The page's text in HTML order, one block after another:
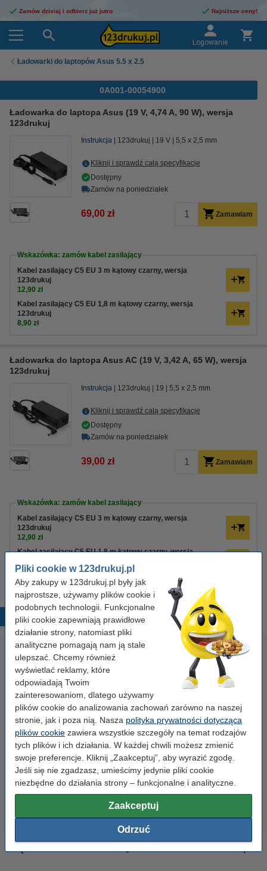
Pliki cookie w 123drukuj.pl
Aby zakupy w 123drukuj.pl były jak
najprostsze, używamy plików cookie i
podobnych technologii. Funkcjonalne
pliki cookie zapewniają prawidłowe
działanie strony, natomiast pliki
analityczne pomagają nam ją stale
ulepszać. Chcemy również
wyświetlać reklamy, które
odpowiadają Twoim
zainteresowaniom, dlatego używamy
plików cookie do analizowania zachowań zarówno na naszej
stronie, jak i poza nią. Nasza polityka prywatności dotycząca
plików cookie zawiera wszystkie szczegóły na temat rodzajów
tych plików i ich działania. W każdej chwili możesz zmienić
swoje preferencje. Kliknij „Zaakceptuj”, aby wyrazić zgodę.
Jeśli się nie zgadzasz, umieścimy jedynie pliki cookie
niezbędne do działania strony – funkcjonalne i analityczne.
Zaakceptuj
Odrzuć
Zamów dzisiaj i odbierz już jutro Najniższe ceny!
Logowanie
Ładowarki do laptopów Asus 5.5 x 2.5
0A001-00054900
Ładowarka do laptopa Asus (19 V, 4,74 A, 90 W), wersja
123drukuj
Instrukcja 123drukuj 19 V 5,5 x 2,5 mm
Kliknij i sprawdź całą specyfikacje
Dostępny
Zamów na poniedziałek
69,00 zł Zamawiam
Wskazówka: zamów kabel zasilający
Kabel zasilający C5 EU 3 m kątowy czarny, wersja
123drukuj
12,90 zł
Kabel zasilający C5 EU 1,8 m kątowy czarny, wersja
123drukuj
8,90 zł
Ładowarka do laptopa Asus AC (19 V, 3,42 A, 65 W), wersja
123drukuj
Instrukcja 123drukuj 19 5,5 x 2,5 mm
Kliknij i sprawdź całą specyfikacje
Dostępny
Zamów na poniedziałek
39,00 zł Zamawiam
Wskazówka: zamów kabel zasilający
Kabel zasilający C5 EU 3 m kątowy czarny, wersja
123drukuj
12,90 zł
Kabel zasilający C5 EU 1,8 m kątowy czarny, wersja
8,90 zł
Popularne produkty
Etykiety wysyłkowe A6 (105 x
148 mm), 100 etykiet, 123drukuj
14,90 zł z VAT
Spinacze biurowe 33 mm
okrągłe (100 sztuk), 123drukuj
2,90 zł z VAT